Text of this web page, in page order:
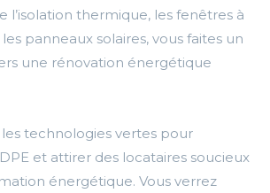
l’isolation thermique, les fenêtres à
panneaux solaires, vous faites un
une rénovation énergétique
les technologies vertes pour
et attirer des locataires soucieux
énergétique. Vous verrez